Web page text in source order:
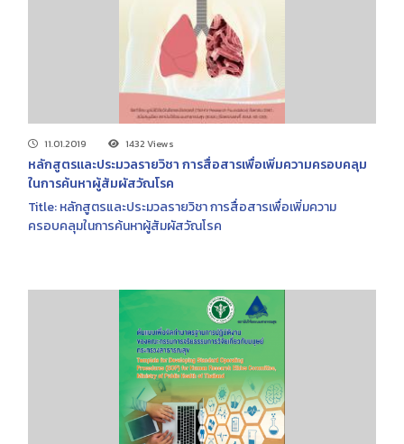
11.01.2019 1432 Views
หลักสูตรและประมวลรายวิชา การสื่อสารเพื่อเพิ่มความครอบคลุม
ในการค้นหาผู้สัมผัสวัณโรค
Title: หลักสูตรและประมวลรายวิชา การสื่อสารเพื่อเพิ่มความ
ครอบคลุมในการค้นหาผู้สัมผัสวัณโรค